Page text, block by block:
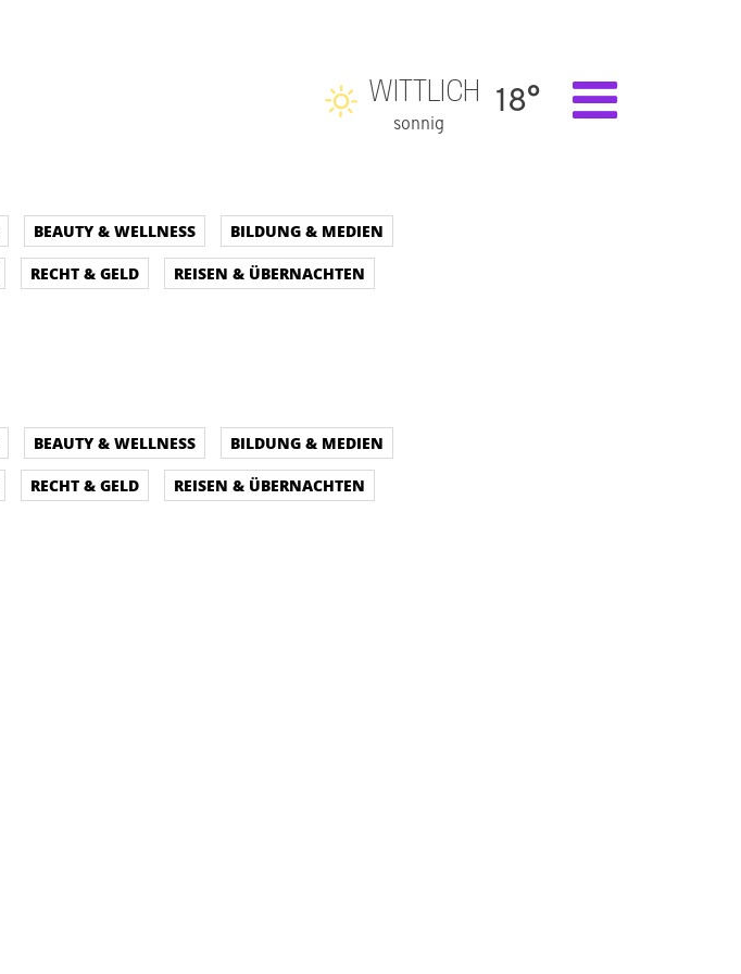
WITTLICH
sonnig
18°
BEAUTY & WELLNESS
BILDUNG & MEDIEN
RECHT & GELD
REISEN & ÜBERNACHTEN
BEAUTY & WELLNESS
BILDUNG & MEDIEN
RECHT & GELD
REISEN & ÜBERNACHTEN